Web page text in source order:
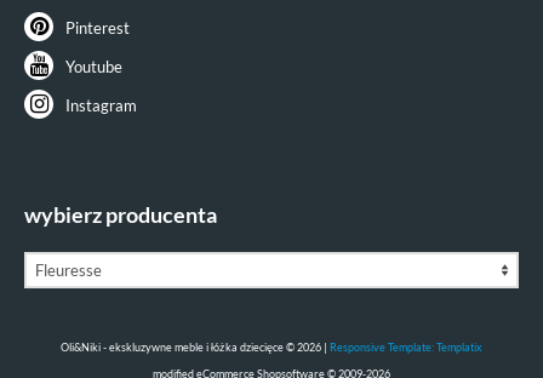
Pinterest
Youtube
Instagram
wybierz producenta
Oli&Niki - ekskluzywne meble i łóżka dziecięce © 2026 | Responsive Template: Templatix
modified eCommerce Shopsoftware © 2009-2026